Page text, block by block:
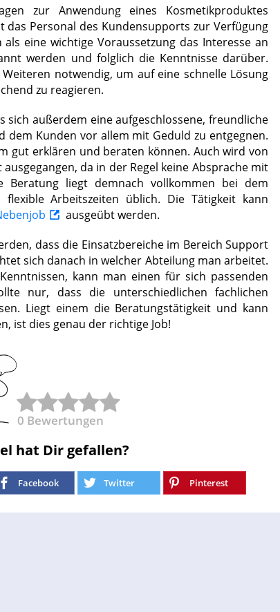
zur Anwendung eines Kosmetikproduktes
das Personal des Kundensupports zur Verfügung
eine wichtige Voraussetzung das Interesse an
werden und folglich die Kenntnisse darüber.
notwendig, um auf eine schnelle Lösung
zu reagieren.
außerdem eine aufgeschlossene, freundliche
dem Kunden vor allem mit Geduld zu entgegnen.
gut erklären und beraten können. Auch wird von
da in der Regel keine Absprache mit
Beratung liegt demnach vollkommen bei dem
Arbeitszeiten üblich. Die Tätigkeit kann
ausgeübt werden.
dass die Einsatzbereiche im Bereich Support
sich danach in welcher Abteilung man arbeitet.
kann man einen für sich passenden
nur, dass die unterschiedlichen fachlichen
Liegt einem die Beratungstätigkeit und kann
ist dies genau der richtige Job!
0 Bewertungen
hat Dir gefallen?
Facebook Twitter Pinterest
Bezahlte Umfragen - Die besten Anbieter
Geld verdienen als Tagger für Netflix